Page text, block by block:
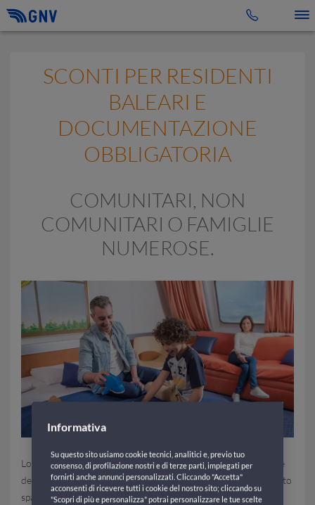
SCONTI PER RESIDENTI
BALEARI E
DOCUMENTAZIONE
OBBLIGATORIA
COMUNITARI, NON
COMUNITARI O FAMIGLIE
NUMEROSE.
Lo sconto per residenti consiste in un'agevolazione sulle tariffe
dei servizi standard del trasporto marittimo concessa dallo Stato
spagnolo che si applica ai cittadini che dimostrano di essere
Informativa
Su questo sito usiamo cookie tecnici, analitici e, previo tuo
consenso, di profilazione nostri e di terze parti, impiegati per
fornirti anche annunci personalizzati. Cliccando "Accetta"
acconsenti di ricevere tutti i cookie del nostro sito; cliccando su
"Scopri di più e personalizza" potrai personalizzare le tue scelte